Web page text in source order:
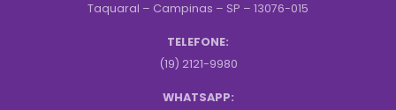
Taquaral – Campinas – SP – 13076-015
TELEFONE:
(19) 2121-9980
WHATSAPP: